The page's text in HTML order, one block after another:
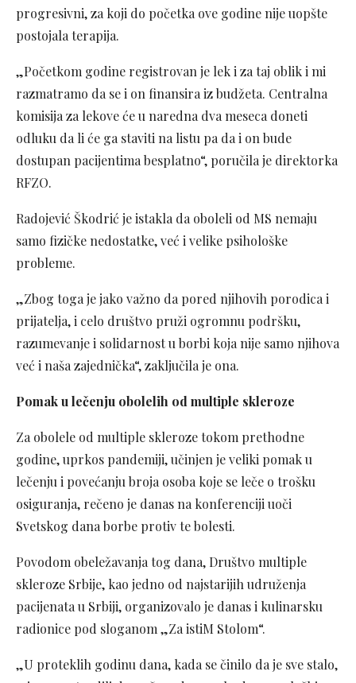
progresivni, za koji do početka ove godine nije uopšte
postojala terapija.
„Početkom godine registrovan je lek i za taj oblik i mi
razmatramo da se i on finansira iz budžeta. Centralna
komisija za lekove će u naredna dva meseca doneti
odluku da li će ga staviti na listu pa da i on bude
dostupan pacijentima besplatno“, poručila je direktorka
RFZO.
Radojević Škodrić je istakla da oboleli od MS nemaju
samo fizičke nedostatke, već i velike psihološke
probleme.
„Zbog toga je jako važno da pored njihovih porodica i
prijatelja, i celo društvo pruži ogromnu podršku,
razumevanje i solidarnost u borbi koja nije samo njihova
već i naša zajednička“, zaključila je ona.
Pomak u lečenju obolelih od multiple skleroze
Za obolele od multiple skleroze tokom prethodne
godine, uprkos pandemiji, učinjen je veliki pomak u
lečenju i povećanju broja osoba koje se leče o trošku
osiguranja, rečeno je danas na konferenciji uoči
Svetskog dana borbe protiv te bolesti.
Povodom obeležavanja tog dana, Društvo multiple
skleroze Srbije, kao jedno od najstarijih udruženja
pacijenata u Srbiji, organizovalo je danas i kulinarsku
radionice pod sloganom „Za istiM Stolom“.
„U proteklih godinu dana, kada se činilo da je sve stalo,